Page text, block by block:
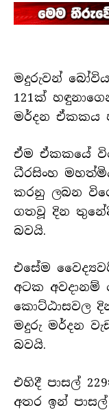
මදුරුවන්
121ක්
මර්දන ඒකකය
ඒම ඒකකයේ
ධීරසිංහ
කරනු ලබන
ගතවූ දින
බවයි.
එසේම
අටක
කොට්ඨාසවල
මදුරු මර්දන
බවයි.
එහිදී පාසල්
අතර ඉන්